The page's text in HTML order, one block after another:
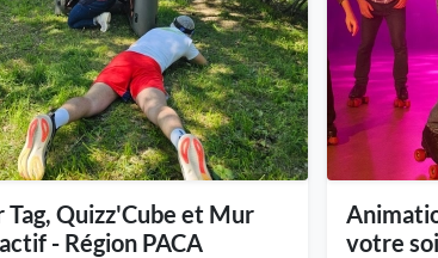
Tag, Quizz'Cube et Mur
- Région PACA
votre